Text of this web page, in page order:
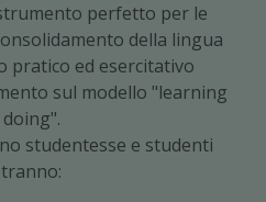
perfetto per le
della lingua
pratico ed esercitativo
sul modello "learning
doing".
studentesse e studenti